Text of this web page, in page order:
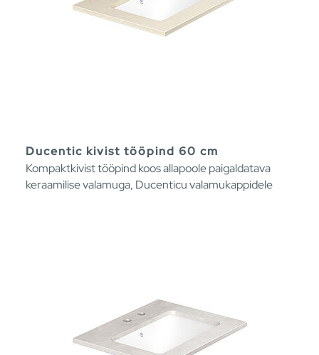
Ducentic kivist tööpind 60 cm
Kompaktkivist tööpind koos allapoole paigaldatava
keraamilise valamuga, Ducenticu valamukappidele